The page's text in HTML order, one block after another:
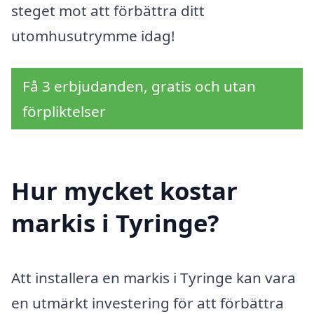
steget mot att förbättra ditt
utomhusutrymme idag!
Få 3 erbjudanden, gratis och utan
förpliktelser
Hur mycket kostar
markis i Tyringe?
Att installera en markis i Tyringe kan vara
en utmärkt investering för att förbättra